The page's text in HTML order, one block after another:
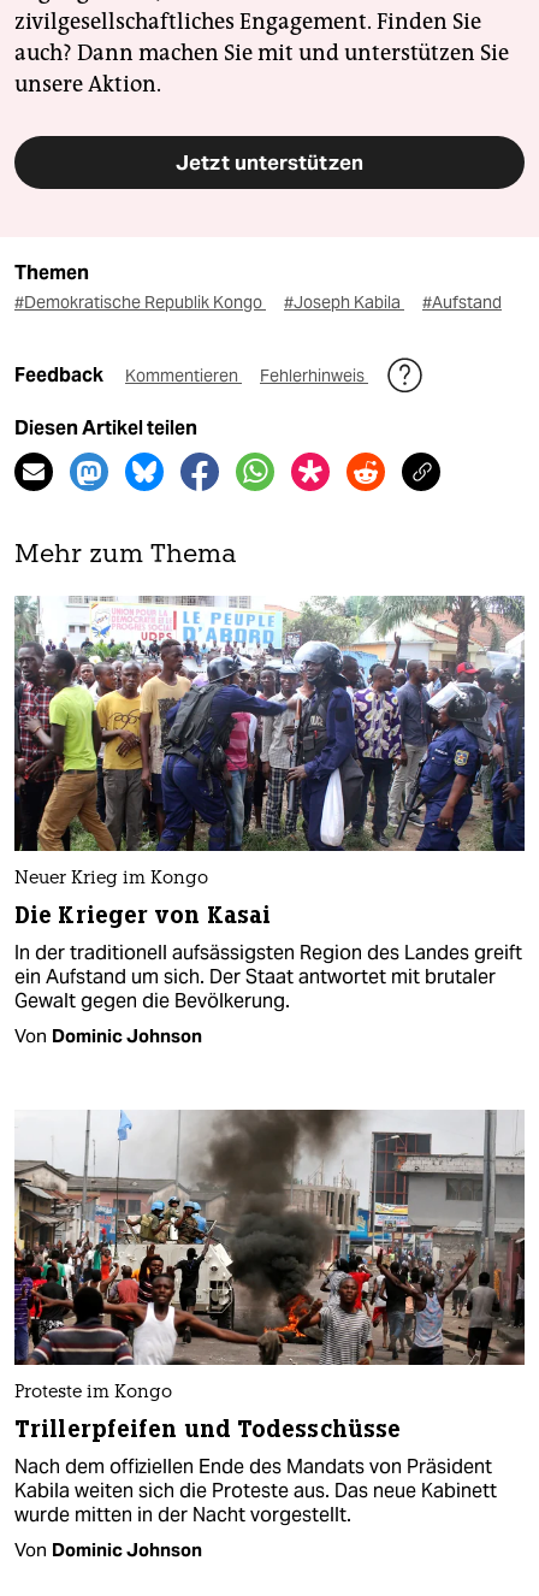
zivilgesellschaftliches Engagement. Finden Sie
auch? Dann machen Sie mit und unterstützen Sie
unsere Aktion.
Jetzt unterstützen
Themen
#Demokratische Republik Kongo #Joseph Kabila #Aufstand
Feedback Kommentieren Fehlerhinweis
Diesen Artikel teilen
Mehr zum Thema
Neuer Krieg im Kongo
Die Krieger von Kasai
In der traditionell aufsässigsten Region des Landes greift
ein Aufstand um sich. Der Staat antwortet mit brutaler
Gewalt gegen die Bevölkerung.
Von Dominic Johnson
Proteste im Kongo
Trillerpfeifen und Todesschüsse
Nach dem offiziellen Ende des Mandats von Präsident
Kabila weiten sich die Proteste aus. Das neue Kabinett
wurde mitten in der Nacht vorgestellt.
Von Dominic Johnson